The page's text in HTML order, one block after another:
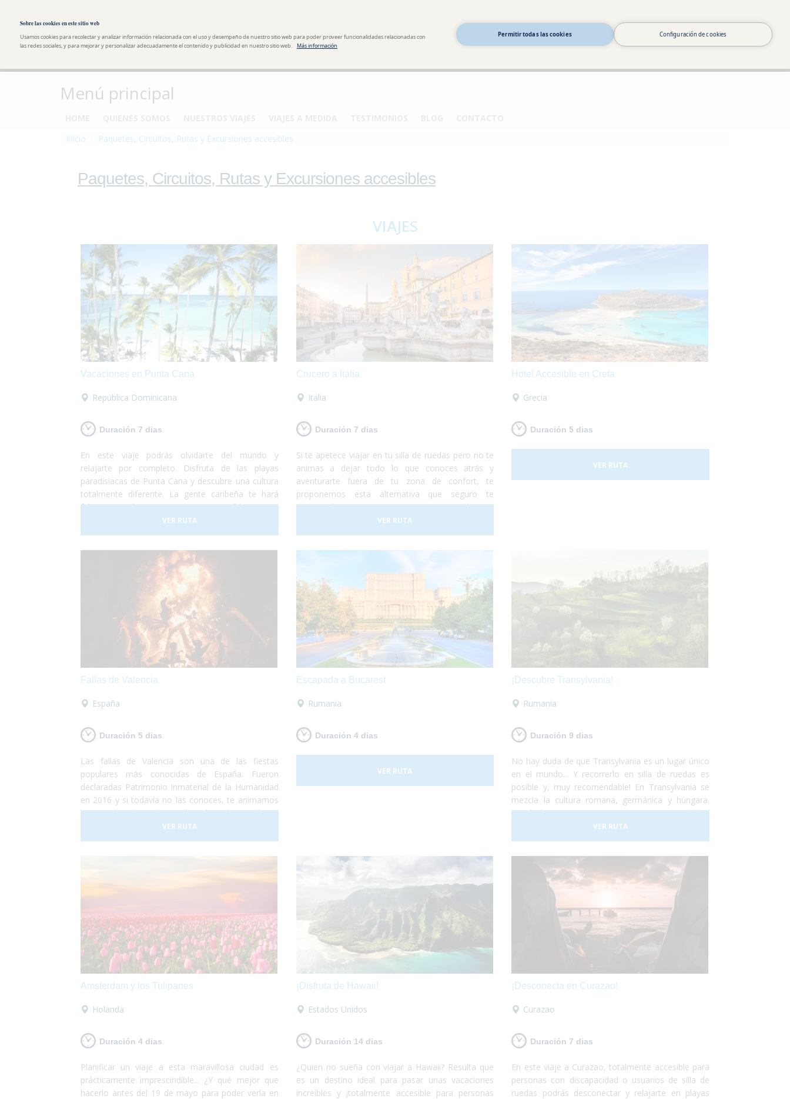
Sobre las cookies en este sitio web
Usamos cookies para recolectar y analizar información relacionada con el uso y desempeño de nuestro sitio web para poder proveer funcionalidades relacionadas con
las redes sociales, y para mejorar y personalizar adecuadamente el contenido y publicidad en nuestro sitio web.
Más información
Permitir todas las cookies Configuración de cookies
Menú principal
Inicio
Paquetes, Circuitos, Rutas y Excursiones accesibles
Paquetes, Circuitos, Rutas y Excursiones accesibles
VIAJES
Vacaciones en Punta Cana
República Dominicana
Duración 7 dias
En este viaje podrás olvidarte del mundo y
relajarte por completo. Disfruta de las playas
paradisíacas de Punta Cana y descubre una cultura
totalmente diferente. La gente caribeña te hará
feliz y pasarás unas vacaciones increíbles en un
lugar totalmente accesible para personas con
discapacidad. ¡Sólo deberás preocuparte por
VER RUTA
Crucero a Italia
Italia
Duración 7 dias
Si te apetece viajar en tu silla de ruedas pero no te
animas a dejar todo lo que conoces atrás y
aventurarte fuera de tu zona de confort, te
proponemos esta alternativa que seguro te
encantará. Te proponemos un crucero totalmente
accesible de Barcelona a Roma en el cual te
embarcarás con tu propio vehículo para luego
VER RUTA
Hotel Accesible en Creta
Grecia
Duración 5 dias
VER RUTA
Fallas de Valencia
España
Duración 5 dias
Las fallas de Valencia son una de las fiestas
populares más conocidas de España. Fueron
declaradas Patrimonio Inmaterial de la Humanidad
en 2016 y si todavía no las conoces, te animamos
a que descubras las calles de Valencia llenas
de arte, luz y color. Durante 5 días la ciudad se
convierte en una fiesta continua de luces, música y
VER RUTA
Escapada a Bucarest
Rumania
Duración 4 dias
VER RUTA
¡Descubre Transylvania!
Rumania
Duración 9 dias
No hay duda de que Transylvania es un lugar único
en el mundo... Y recorrerlo en silla de ruedas es
posible y, muy recomendable! En Transylvania se
mezcla la cultura romana, germánica y húngara.
Dando lugar a una tierra compuesta por ciudades
muy variadas, tradiciones muy diferentes, artes y
estilos de vida muy diversos. No lo dudes más y
VER RUTA
Amsterdam y los Tulipanes
Holanda
Duración 4 dias
Planificar un viaje a esta maravillosa ciudad es
prácticamente imprescindible... ¿Y qué mejor que
hacerlo antes del 19 de mayo para poder verla en
¡Disfruta de Hawaii!
Estados Unidos
Duración 14 dias
¿Quien no sueña con viajar a Hawaii? Resulta que
es un destino ideal para pasar unas vacaciones
increíbles y ¡totalmente accesible para personas
¡Desconecta en Curazao!
Curazao
Duración 7 dias
En este viaje a Curazao, totalmente accesible para
personas con discapacidad o usuarios de silla de
ruedas podrás desconectar y relajarte en playas